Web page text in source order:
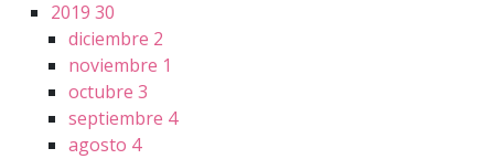
2019 30
diciembre 2
noviembre 1
octubre 3
septiembre 4
agosto 4